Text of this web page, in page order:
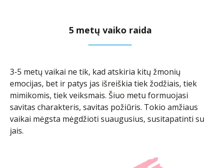
5 metų vaiko raida
3-5 metų vaikai ne tik, kad atskiria kitų žmonių
emocijas, bet ir patys jas išreiškia tiek žodžiais, tiek
mimikomis, tiek veiksmais. Šiuo metu formuojasi
savitas charakteris, savitas požiūris. Tokio amžiaus
vaikai mėgsta mėgdžioti suaugusius, susitapatinti su
jais.